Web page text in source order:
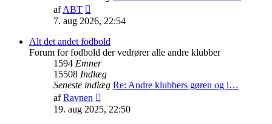
afABT
det
indlæg
7. aug 2026, 22:54
Alt det andet fodbold
Forum for fodbold der vedrører alle andre klubber
1594 Emner
15508 Indlæg
Seneste indlæg Re: Andre klubbers gøren og l…
afRavnen
det
19. aug 2025, 22:50